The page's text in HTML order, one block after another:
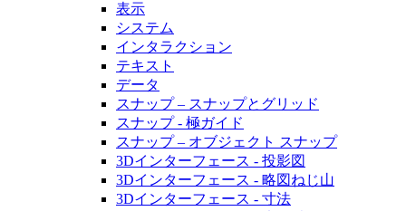
表示
システム
インタラクション
テキスト
データ
スナップ – スナップとグリッド
スナップ - 極ガイド
スナップ – オブジェクト スナップ
3Dインターフェース - 投影図
3Dインターフェース - 略図ねじ山
3Dインターフェース - 寸法